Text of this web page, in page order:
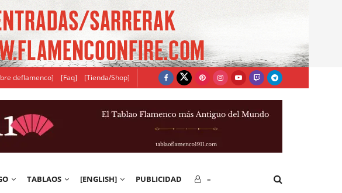
deflamenco] [Faq] [Tienda/Shop]
TABLAOS [ENGLISH] PUBLICIDAD –